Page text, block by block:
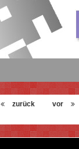
vor
zurück